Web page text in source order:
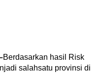
Berdasarkan hasil Risk
salahsatu provinsi di